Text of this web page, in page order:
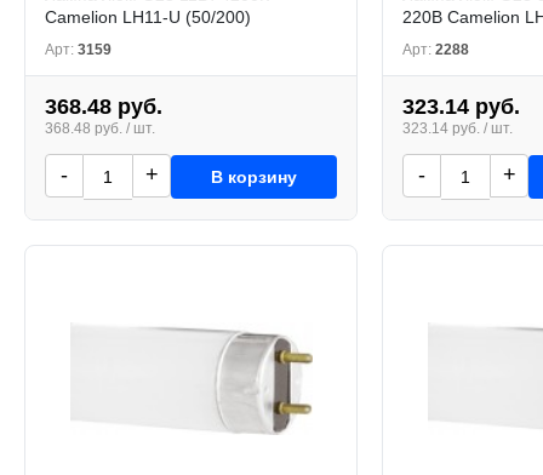
Camelion LH11-U (50/200)
Арт: 3159
368.48 руб.
368.48 руб. / шт.
- + В корзину
220В Camelion
Арт: 2288
323.14 руб.
323.14 руб. / шт.
- +